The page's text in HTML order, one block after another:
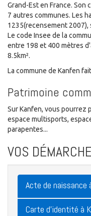
Grand-Est en France.
7 autres communes. Les
1235(recensement 2007),
Le code Insee de la
entre 198 et 400 mètres
8.5km².
La commune de Kanfen
Patrimoine
Sur Kanfen, vous
espace multisports,
parapentes...
VOS
Acte de naissance
Carte d'identité à